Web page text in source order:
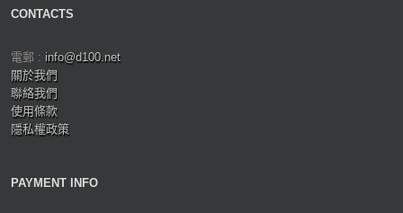
CONTACTS
電郵 : info@d100.net
關於我們
聯絡我們
使用條款
隱私權政策
PAYMENT INFO